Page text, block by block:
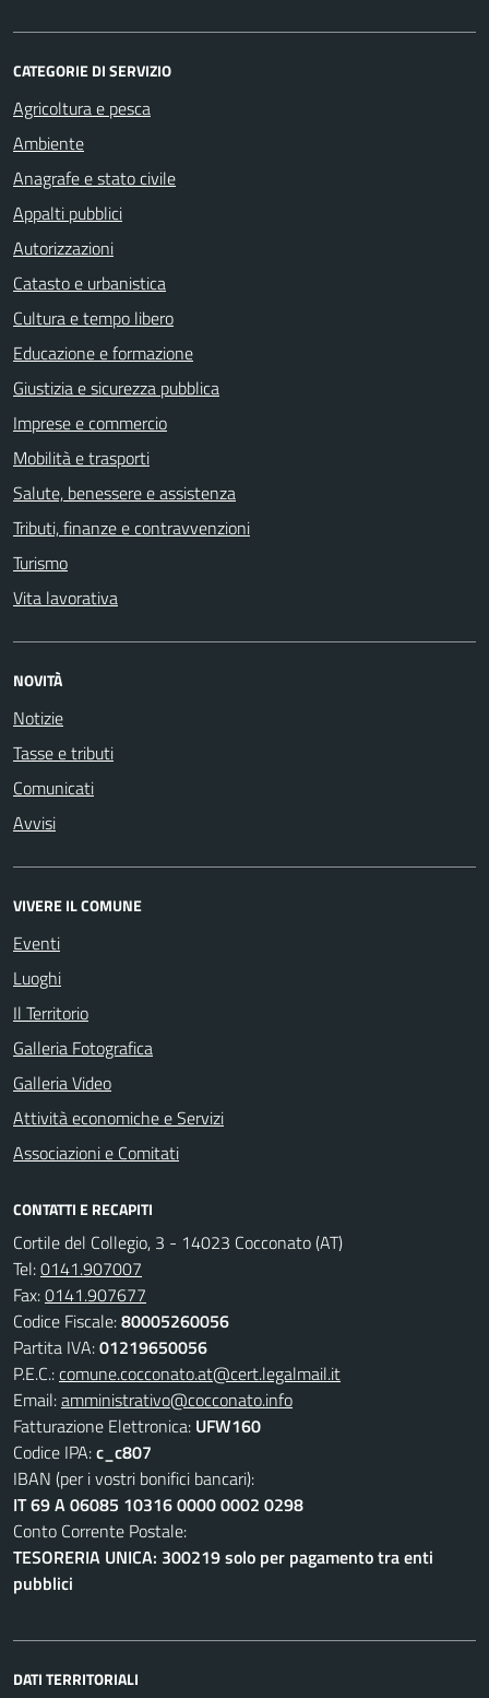
CATEGORIE DI SERVIZIO
Agricoltura e pesca
Ambiente
Anagrafe e stato civile
Appalti pubblici
Autorizzazioni
Catasto e urbanistica
Cultura e tempo libero
Educazione e formazione
Giustizia e sicurezza pubblica
Imprese e commercio
Mobilità e trasporti
Salute, benessere e assistenza
Tributi, finanze e contravvenzioni
Turismo
Vita lavorativa
NOVITÀ
Notizie
Tasse e tributi
Comunicati
Avvisi
VIVERE IL COMUNE
Eventi
Luoghi
Il Territorio
Galleria Fotografica
Galleria Video
Attività economiche e Servizi
Associazioni e Comitati
CONTATTI E RECAPITI
Cortile del Collegio, 3 - 14023 Cocconato (AT)
Tel:0141.907007
Fax:0141.907677
Codice Fiscale:80005260056
Partita IVA:01219650056
P.E.C.:comune.cocconato.at@cert.legalmail.it
Email:amministrativo@cocconato.info
Fatturazione Elettronica: UFW160
Codice IPA:c_c807
IBAN (per i vostri bonifici bancari):
IT 69 A 06085 10316 0000 0002 0298
Conto Corrente Postale:
TESORERIA UNICA: 300219 solo per pagamento tra enti
pubblici
DATI TERRITORIALI